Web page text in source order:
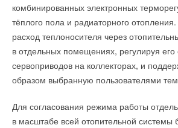
комбинированных электронных
тёплого пола и радиаторного
расход теплоносителя через
в отдельных помещениях, регулируя
сервоприводов на коллекторах, и
образом выбранную пользователями
Для согласования режима работы
в масштабе всей отопительной